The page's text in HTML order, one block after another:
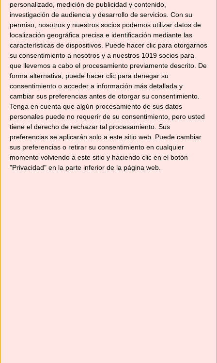
personalizado, medición de publicidad y contenido,
investigación de audiencia y desarrollo de servicios. Con su
permiso, nosotros y nuestros socios podemos utilizar datos de
localización geográfica precisa e identificación mediante las
características de dispositivos. Puede hacer clic para otorgarnos
su consentimiento a nosotros y a nuestros 1019 socios para
que llevemos a cabo el procesamiento previamente descrito. De
forma alternativa, puede hacer clic para denegar su
consentimiento o acceder a información más detallada y
cambiar sus preferencias antes de otorgar su consentimiento.
Tenga en cuenta que algún procesamiento de sus datos
personales puede no requerir de su consentimiento, pero usted
tiene el derecho de rechazar tal procesamiento. Sus
preferencias se aplicarán solo a este sitio web. Puede cambiar
sus preferencias o retirar su consentimiento en cualquier
momento volviendo a este sitio y haciendo clic en el botón
"Privacidad" en la parte inferior de la página web.
¡No te pierdas ninguna! 👩‍🍳👨‍🍳
Dirección
de
correo
electrónico
Suscribir
YouTube